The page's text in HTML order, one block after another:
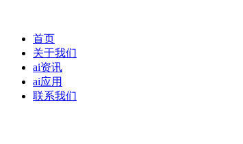
首页
关于我们
ai资讯
ai应用
联系我们